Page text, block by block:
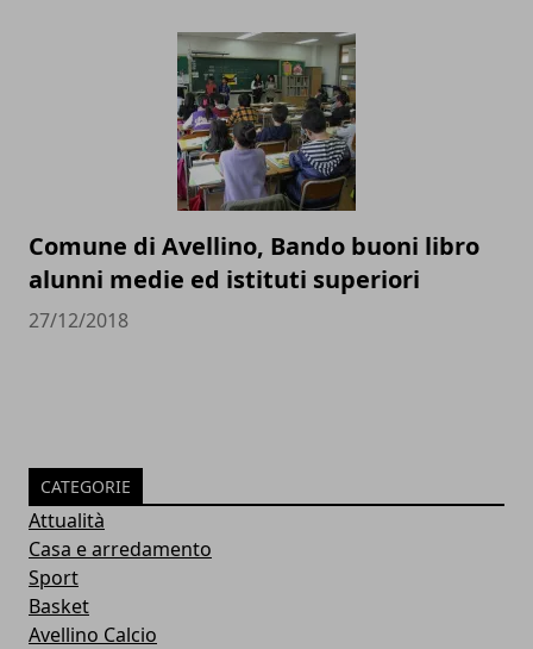
Comune di Avellino, Bando buoni libro
alunni medie ed istituti superiori
27/12/2018
CATEGORIE
Attualità
Casa e arredamento
Sport
Basket
Avellino Calcio